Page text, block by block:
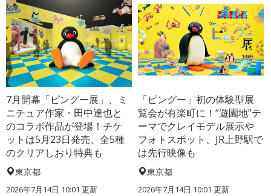
7月開幕「ピングー展」、ミ
ニチュア作家・田中達也と
のコラボ作品が登場！チケ
ットは5月23日発売、全5種
のクリアしおり特典も
東京都
2026年7月14日 10:01 更新
「ピングー」初の体験型展
覧会が有楽町に！“遊園地”テ
ーマでクレイモデル展示や
フォトスポット、JR上野駅で
は先行映像も
東京都
2026年7月14日 10:01 更新